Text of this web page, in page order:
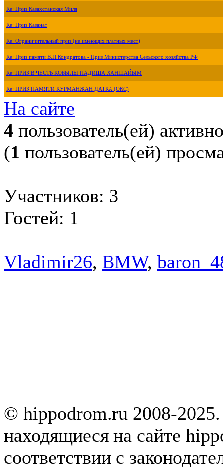
Re: Приз Казахстанская Миля
Re: Приз Казанат
Re: Ограничительный приз (не имеющих платных мест)
Re: Приз памяти В.П.Кондратова - Приз Министерства Сельского хозяйства РФ
Re: ПРИЗ В ЧЕСТЬ КОБЫЛЫ ПАДИША ХАНШАЙЫМ
Re: ПРИЗ ПАМЯТИ КУРМАНЖАН ДАТКА (ОКС)
На сайте
4 пользователь(ей) активно
(1 пользователь(ей)
Участников: 3
Гостей: 1
Vladimir26, BMW,
© hippodrom.ru 2008-
находящиеся на сайте
соответствии с